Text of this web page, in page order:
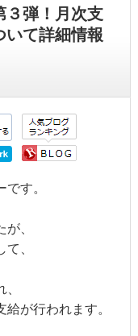
３弾！月次支
いて詳細情報
す。
、
、
が行われます。